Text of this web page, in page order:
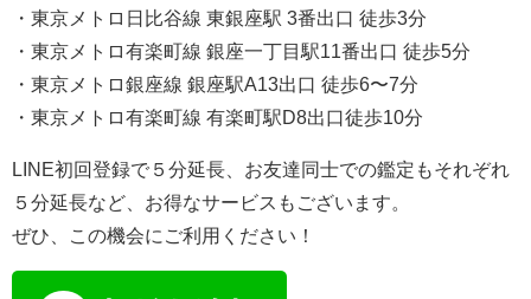
・東京メトロ日比谷線 東銀座駅 3番出口 徒歩3分
・東京メトロ有楽町線 銀座一丁目駅11番出口 徒歩5分
・東京メトロ銀座線 銀座駅A13出口 徒歩6〜7分
・東京メトロ有楽町線 有楽町駅D8出口徒歩10分
LINE初回登録で５分延長、お友達同士での鑑定もそれぞれ
５分延長など、お得なサービスもございます。
ぜひ、この機会にご利用ください！